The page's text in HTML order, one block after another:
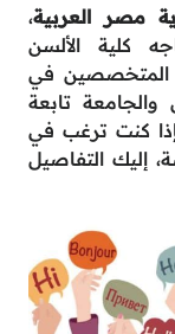
مصر العربية،
كلية الألسن
المتخصصين في
والجامعة تابعة
كنت ترغب في
إليك التفاصيل